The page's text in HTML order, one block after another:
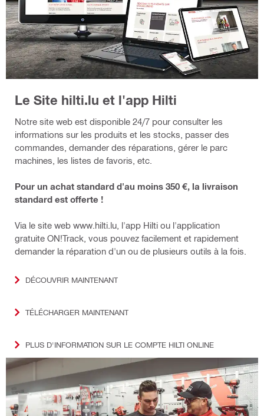
Le Site hilti.lu et l'app Hilti
Notre site web est disponible 24/7 pour consulter les
informations sur les produits et les stocks, passer des
commandes, demander des réparations, gérer le parc
machines, les listes de favoris, etc.
Pour un achat standard d'au moins 350 €, la livraison
standard est offerte !
Via le site web www.hilti.lu, l'app Hilti ou l'application
gratuite ON!Track, vous pouvez facilement et rapidement
demander la réparation d'un ou de plusieurs outils à la fois.
DÉCOUVRIR MAINTENANT
TÉLÉCHARGER MAINTENANT
PLUS D'INFORMATION SUR LE COMPTE HILTI ONLINE